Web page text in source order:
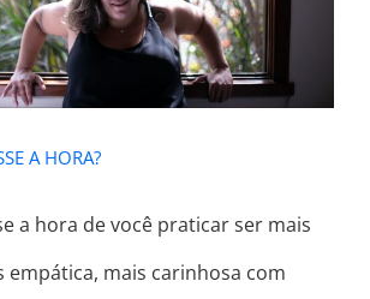
A HORA?
a hora de você praticar ser mais
empática, mais carinhosa com